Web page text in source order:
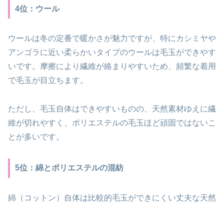
4位：ウール
ウールは冬の定番で暖かさが魅力ですが、特にカシミヤや
アンゴラに近い柔らかいタイプのウールは毛玉ができやす
いです。摩擦により繊維が絡まりやすいため、頻繁な着用
で毛玉が目立ちます。
ただし、毛玉自体はできやすいものの、天然素材ゆえに繊
維が切れやすく、ポリエステルの毛玉ほど頑固ではないこ
とが多いです。
5位：綿とポリエステルの混紡
綿（コットン）自体は比較的毛玉ができにくい丈夫な天然